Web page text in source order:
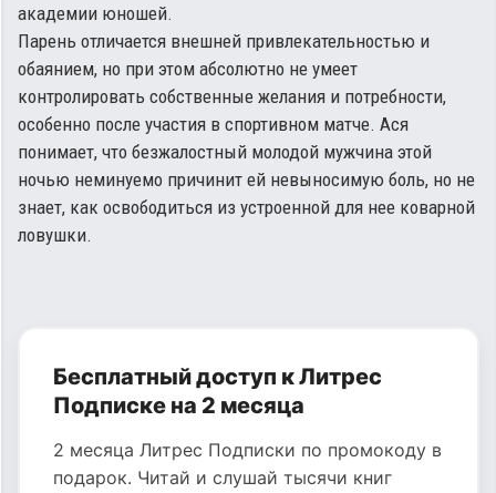
академии юношей.
Парень отличается внешней привлекательностью и
обаянием, но при этом абсолютно не умеет
контролировать собственные желания и потребности,
особенно после участия в спортивном матче. Ася
понимает, что безжалостный молодой мужчина этой
ночью неминуемо причинит ей невыносимую боль, но не
знает, как освободиться из устроенной для нее коварной
ловушки.
Бесплатный доступ к Литрес
Подписке на 2 месяца
2 месяца Литрес Подписки по промокоду в
подарок. Читай и слушай тысячи книг